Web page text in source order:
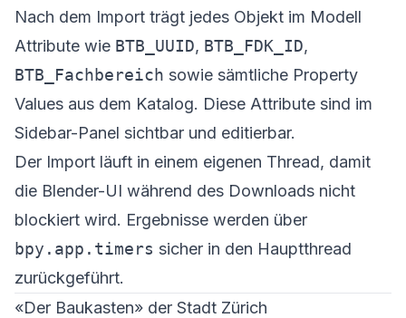
Nach dem Import trägt jedes Objekt im Modell
Attribute wie BTB_UUID, BTB_FDK_ID,
BTB_Fachbereich sowie sämtliche Property
Values aus dem Katalog. Diese Attribute sind im
Sidebar-Panel sichtbar und editierbar.
Der Import läuft in einem eigenen Thread, damit
die Blender-UI während des Downloads nicht
blockiert wird. Ergebnisse werden über
bpy.app.timers sicher in den Hauptthread
zurückgeführt.
«Der Baukasten» der Stadt Zürich